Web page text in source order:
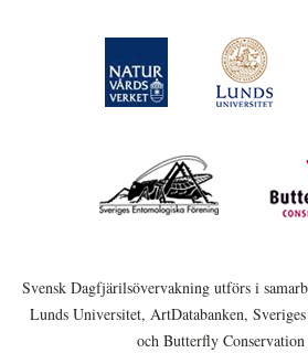
Svensk Dagfjärilsövervakning utförs i
Lunds Universitet, ArtDatabanken,
och Butterfly